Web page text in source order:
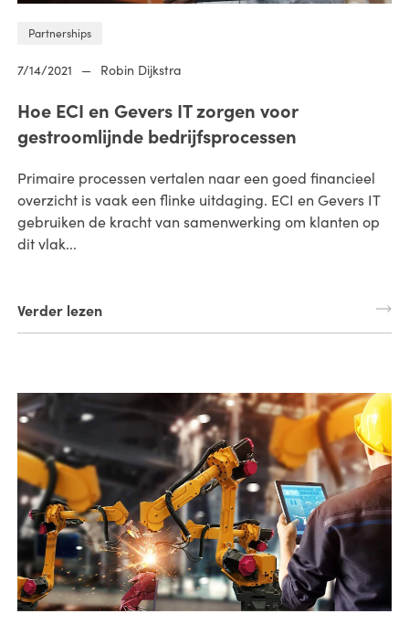
Partnerships
7/14/2021 — Robin Dijkstra
Hoe ECI en Gevers IT zorgen voor
gestroomlijnde bedrijfsprocessen
Primaire processen vertalen naar een goed financieel
overzicht is vaak een flinke uitdaging. ECI en Gevers IT
gebruiken de kracht van samenwerking om klanten op
dit vlak...
Verder lezen